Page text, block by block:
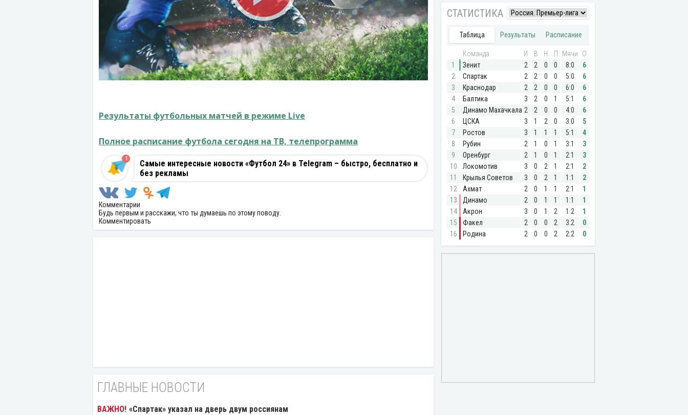
Результаты футбольных матчей в режиме Live
Полное расписание футбола сегодня на ТВ, телепрограмма
Самые интересные новости «Футбол 24» в Telegram – быстро, бесплатно и
без рекламы
1
Комментарии
Будь первым и расскажи, что ты думаешь по этому поводу.
Комментировать
ГЛАВНЫЕ НОВОСТИ
«Спартак» указал на дверь двум россиянам